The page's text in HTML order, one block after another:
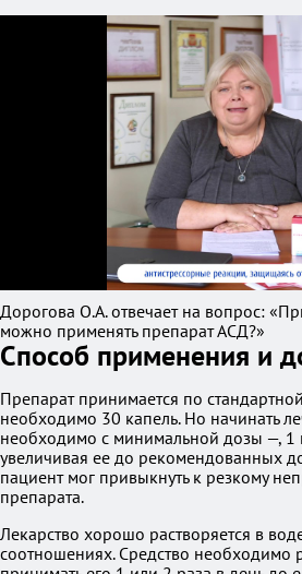
Дорогова О.А. отвечает на вопрос:
можно применять препарат АСД?»
Способ применения и
Препарат принимается по
необходимо 30 капель. Но начинать
необходимо с минимальной дозы —, 1
увеличивая ее до рекомендованных
пациент мог привыкнуть к резкому
препарата.
Лекарство хорошо растворяется в
соотношениях. Средство необходимо